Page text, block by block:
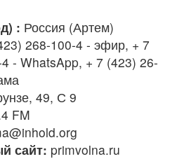
: Россия (Артем)
268-100-4 - эфир, + 7
- WhatsApp, + 7 (423) 26-
49, С 9
FM
сайт: primvolna.ru